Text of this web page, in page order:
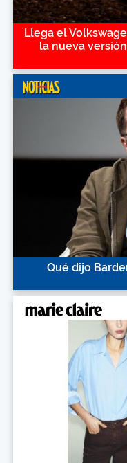
Llega el
la nueva
Qué dijo